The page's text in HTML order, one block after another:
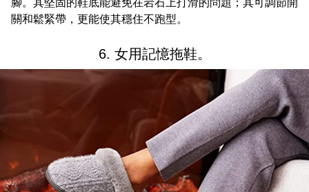
腳。其堅固的鞋底能避免在岩石上打滑的問題；其可調節開
關和鬆緊帶，更能使其穩住不跑型。
6. 女用記憶拖鞋。